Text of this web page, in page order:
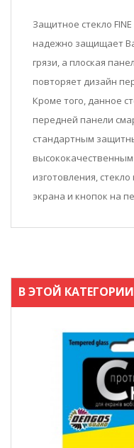
Защитное стекло
надежно защищает
грязи, а плоская
повторяет дизайн
Кроме того, данное
передней панели
стандартным
изготовления,
экрана и кнопок на
В ЭТОЙ